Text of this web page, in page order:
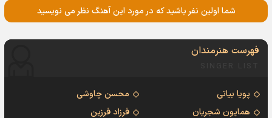
شما اولین نفر باشید که در مورد این آهنگ نظر می نویسید
فهرست هنرمندان
پویا بیاتی
محسن چاوشی
همایون شجریان
فرزاد فرزین